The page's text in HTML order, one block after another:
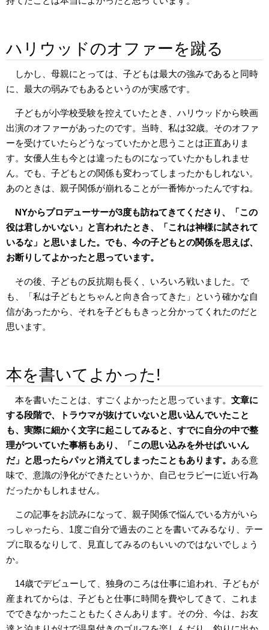
ハリウッドのオファーを蹴る
しかし、母親にとっては、子どもは最大の強みであると同時
に、最大の弱みでもあるというのが実感です。
子どもが小学校受験を控えていたとき、ハリウッドから映画
出演のオファーがあったのです。当時、私は32歳。そのオファ
ーを受けていたらどうなっていたかと思うことは正直ありま
す。女優人生も今とは違ったものになっていたかもしれませ
ん。でも、子どもとの関係も変わってしまったかもしれない。
あのときは、親子関係が崩れることが一番怖かったんですね。
NYからプロデューサーが3度も訪ねてきてくださり、「この
役は君しかいない」と言われたとき、「これは神様に試されて
いるな」と思いました。でも、今の子どもとの関係を思えば、
お断りしてよかったと思っています。
その後、子どもの反抗期も長く、いろいろ戦いました。で
も、「私は子どもとちゃんと向き合ってきた」という確かな自
信があったから、それを子どももきっと分かってくれたのだと
思います。
本を書いてよかった!
本を書いたことは、すごくよかったと思っています。 文章に
する段階で、トラウマが抜けていないと思い込んでいたこと
も、実際に細かく文字に起こしてみると、すでに自分の中で整
理がついていた事柄もあり、「この思い込みを外せばいいん
だ」と思ったらパッと消えてしまったこともあります。 ある意
味で、意識の浄化ができたというか、自己セラピーに近い行為
だったかもしれません。
この記事をお読みになって、親子関係で悩んでいる方がいら
っしゃったら、1度ご自分で過去のことを書いてみるなり、テー
プに取るなりして、見直してみるのもいいのではないでしょう
か。
14歳でデビューして、独身のころは仕事に追われ、子どもが
産まれてからは、子どもと仕事に時間を費やしてきて、これま
でできなかったこともたくさんあります。その分、今は、お友